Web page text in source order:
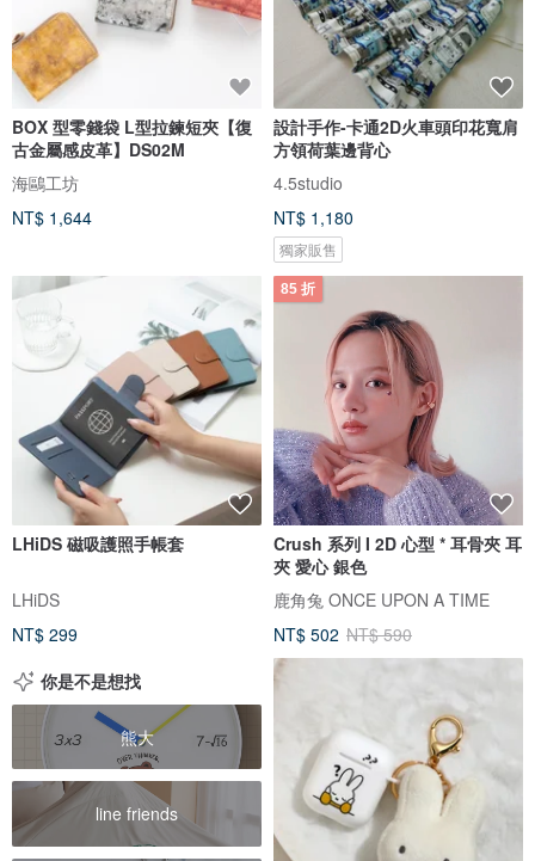
BOX 型零錢袋 L型拉鍊短夾【復
古金屬感皮革】DS02M
海鷗工坊
NT$ 1,644
設計手作-卡通2D火車頭印花寬肩
方領荷葉邊背心
4.5studio
NT$ 1,180
獨家販售
LHiDS 磁吸護照手帳套
LHiDS
NT$ 299
85 折
Crush 系列 I 2D 心型 * 耳骨夾 耳
夾 愛心 銀色
鹿角兔 ONCE UPON A TIME
NT$ 502 NT$ 590
你是不是想找
熊大
line friends